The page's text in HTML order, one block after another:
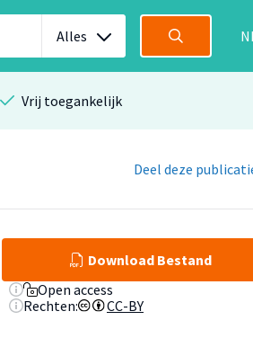
Alles
Vrij toegankelijk
Deel deze
Download Bestand
Open access
Rechten:
CC-BY